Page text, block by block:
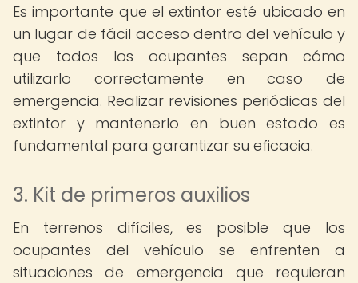
Es importante que el extintor esté ubicado en
un lugar de fácil acceso dentro del vehículo y
que todos los ocupantes sepan cómo
utilizarlo correctamente en caso de
emergencia. Realizar revisiones periódicas del
extintor y mantenerlo en buen estado es
fundamental para garantizar su eficacia.
3. Kit de primeros auxilios
En terrenos difíciles, es posible que los
ocupantes del vehículo se enfrenten a
situaciones de emergencia que requieran